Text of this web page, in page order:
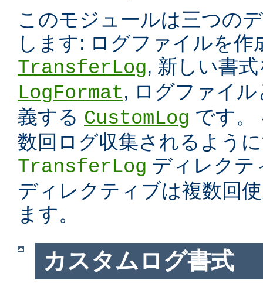
このモジュールは三つの
します: ログファイルを作
TransferLog, 新しい書
LogFormat, ログファイ
義する CustomLog です。
数回ログ収集されるよう
TransferLog ディレク
ディレクティブは複数回
ます。
カスタムログ書式